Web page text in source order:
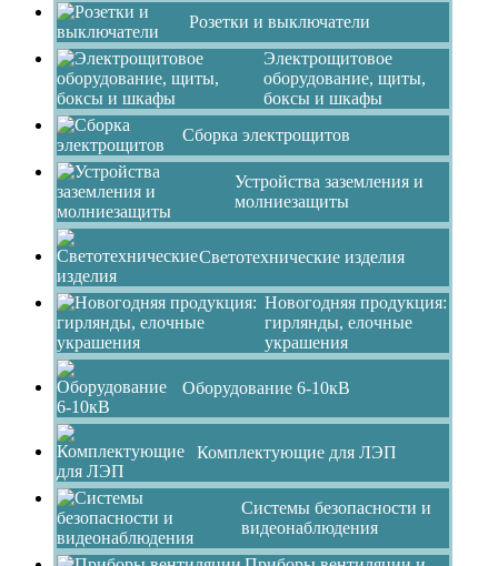
Розетки и выключатели
Электрощитовое
оборудование, щиты,
боксы и шкафы
Сборка электрощитов
Устройства заземления и
молниезащиты
Светотехнические изделия
Новогодняя продукция:
гирлянды, елочные
украшения
Оборудование 6-10кВ
Комплектующие для ЛЭП
Системы безопасности и
видеонаблюдения